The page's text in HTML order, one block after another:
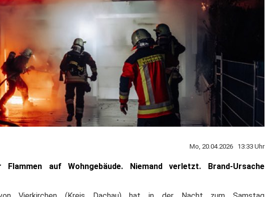
Mo, 20.04.2026 13:33 Uhr
auf Wohngebäude. Niemand verletzt. Brand-Ursache